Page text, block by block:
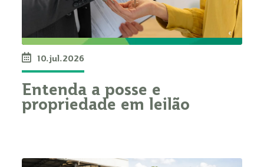
10.jul.2026
Entenda a posse e
propriedade em leilão